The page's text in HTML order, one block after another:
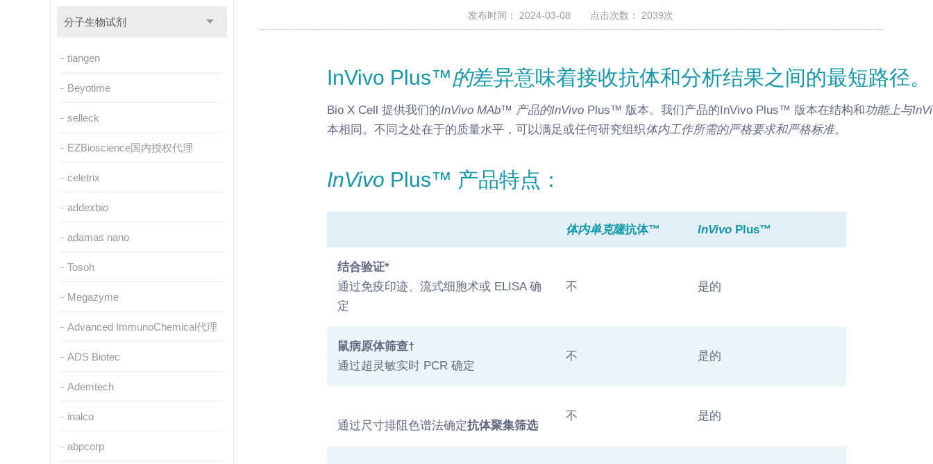
分子生物试剂
tiangen
Beyotime
selleck
EZBioscience国内授权代理
celetrix
addexbio
adamas nano
Tosoh
Megazyme
Advanced ImmunoChemical代理
ADS Biotec
Ademtech
inalco
abpcorp
发布时间： 2024-03-08 点击次数： 2039次
InVivo Plus™的差异意味着接收抗体和分析结果之间的最短路径。
Bio X Cell 提供我们的InVivo MAb™ 产品的InVivo Plus™ 版本。我们产品的InVivo Plus™ 版本在结构和功能上与
本相同 。不同之处在于的质量水平，可以满足或任何研究组织体内工作所需的严格要求和严格标准。
InVivo Plus™ 产品特点：
体内单克隆抗体™ InVivo Plus™
结合验证*
通过免疫印迹、流式细胞术或 ELISA 确
定
不 是的
鼠病原体筛查†
通过超灵敏实时 PCR 确定
不 是的
通过尺寸排阻色谱法确定抗体聚集筛选
不 是的